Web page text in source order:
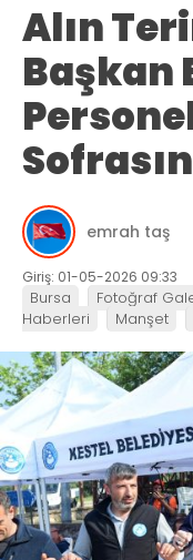
Alın
Başkan
emrah taş
Giriş: 01-05-2026 09:33
Bursa Fotoğraf
Haberleri
Manşet